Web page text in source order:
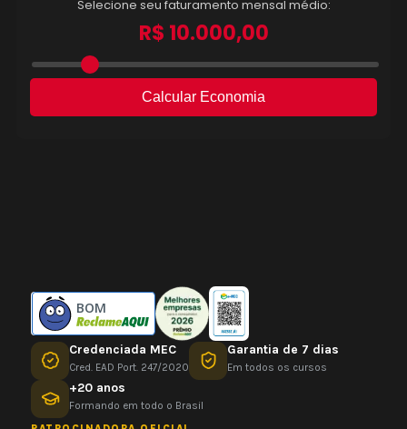
BOM
Credenciada MEC
Cred. EAD Port. 247/2020
Garantia de 7 dias
Em todos os cursos
+20 anos
Formando em todo o Brasil